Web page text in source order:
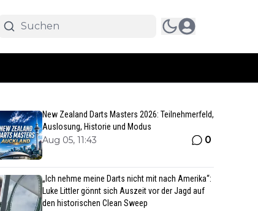
New Zealand Darts Masters 2026: Teilnehmerfeld,
Auslosung, Historie und Modus
Aug 05, 11:43 0
„Ich nehme meine Darts nicht mit nach Amerika“:
Luke Littler gönnt sich Auszeit vor der Jagd auf
den historischen Clean Sweep